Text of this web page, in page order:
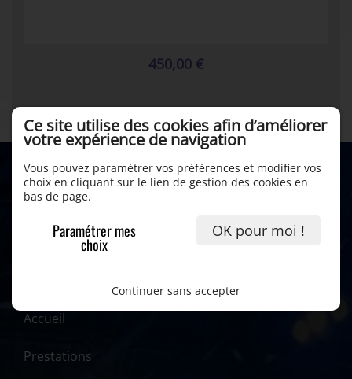
450,00 €
Accueil
Prestations
Ce site utilise des cookies afin d’améliorer
votre expérience de navigation
Vous pouvez paramétrer vos préférences et modifier vos
choix en cliquant sur le lien de gestion des cookies en
bas de page.
Paramétrer mes
choix
OK pour moi !
Continuer sans accepter